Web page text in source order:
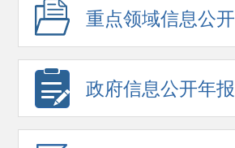
重点领域信息公开
政府信息公开年报